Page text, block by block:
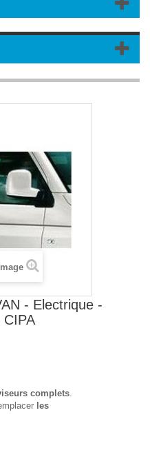
- Electrique -
complets.
les